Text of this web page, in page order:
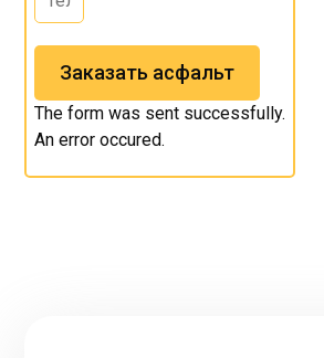
Заказать асфальт
The form was sent successfully.
An error occured.